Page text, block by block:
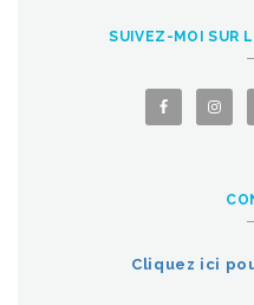
SUIVEZ-MOI SUR
Cliquez ici